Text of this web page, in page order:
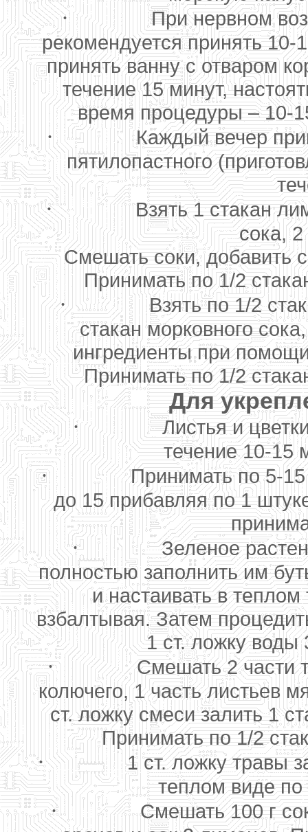
·
При нервном
рекомендуется принять 10-
принять ванну с отваром
течение 15 минут,
время процедуры – 10-
·
Каждый вечер
пятилопастного
·
Взять 1 стакан
сока,
Смешать соки, добавить
Принимать по 1/2
·
Взять по 1/2
стакан морковного
ингредиенты при
Принимать по 1/2
Для
·
Листья и
течение 10-15
·
Принимать по 5-
до 15 прибавляя по 1
·
Зеленое
полностью заполнить им
и настаивать в
взбалтывая. Затем
1 ст. ложку воды
·
Смешать 2 части
колючего, 1 часть листьев
ст. ложку смеси залить 1
Принимать по 1/2
·
1 ст. ложку травы
теплом виде по
·
Смешать 100 г